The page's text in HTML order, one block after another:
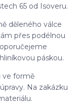
65 od Isoveru.
děleného válce
přes podélnou
páskou.
ve formě
Na zakázku